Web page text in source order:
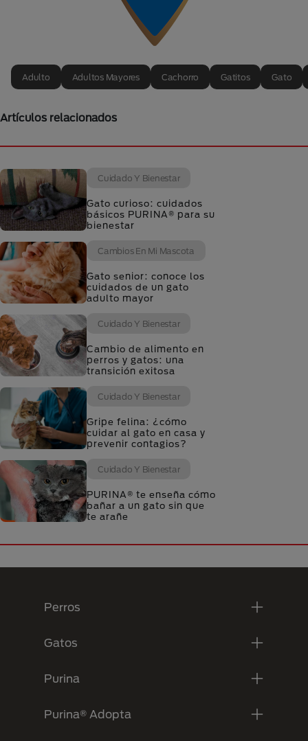
Adulto Adultos Mayores Cachorro Gatitos Gato
Artículos relacionados
Cuidado Y Bienestar
Gato curioso: cuidados
básicos PURINA® para su
bienestar
Cambios En Mi Mascota
Gato senior: conoce los
cuidados de un gato
adulto mayor
Cuidado Y Bienestar
Cambio de alimento en
perros y gatos: una
transición exitosa
Cuidado Y Bienestar
Gripe felina: ¿cómo
cuidar al gato en casa y
prevenir contagios?
Cuidado Y Bienestar
PURINA® te enseña cómo
bañar a un gato sin que
te arañe
Perros
Gatos
Purina
Purina® Adopta